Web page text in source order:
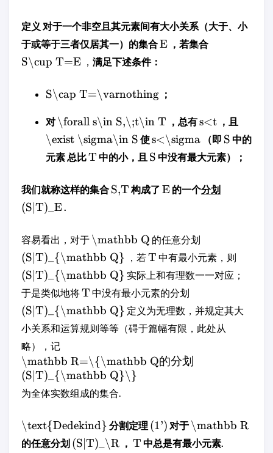
定义 对于一个非空且其元素间有大小关系（大于、小
于或等于三者仅居其一）的集合E ，若集合
S\cup T=E ， 满足下述条件：
S\cap T=\varnothing ；
对 \forall s\in S,\;t\in T ，总有s<t ，且
\exist \sigma\in S 使s<\sigma （即 S 中的
元素 总比T 中的小，且 S 中没有最大元素）；
我们就称这样的集合 S,T构成了 E 的一个分划
(S|T)_E.
容易看出，对于 \mathbb Q 的任意分划
(S|T)_{\mathbb Q} ，若T 中有最小元素，则
(S|T)_{\mathbb Q} 实际上和有理数一一对应；
于是类似地将T 中没有最小元素的分划
(S|T)_{\mathbb Q} 定义为无理数，并规定其大
小关系和运算规则等等（碍于篇幅有限，此处从
略），记
\mathbb R=\{\mathbb Q的分划
(S|T)_{\mathbb Q}\}
为全体实数组成的集合.
\text{Dedekind} 分割定理 (1') 对于 \mathbb R
的任意分划 (S|T)_\R ， T 中总是有最小元素.